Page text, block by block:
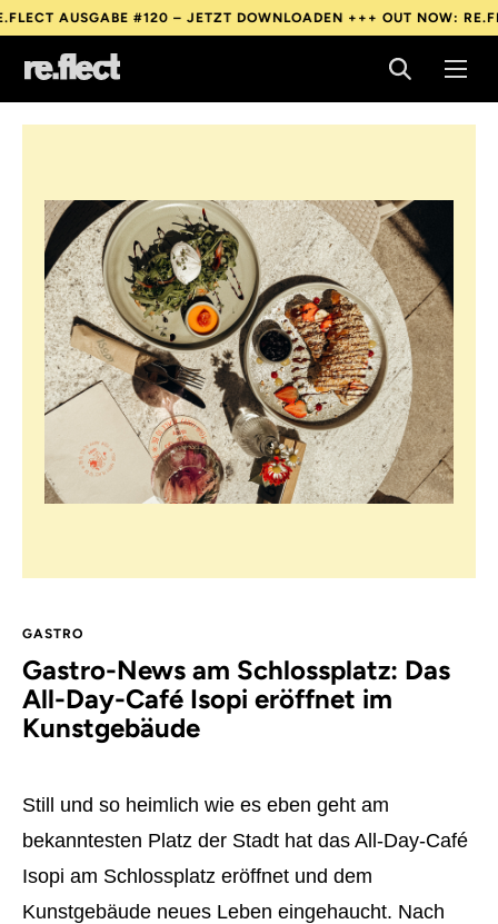
#120 – JETZT DOWNLOADEN +++OUT NOW: RE.FLECT
#120 – JETZT DOWNLOADEN +++
GASTRO
Gastro-News am Schlossplatz: Das
All-Day-Café Isopi eröffnet im
Kunstgebäude
Still und so heimlich wie es eben geht am
bekanntesten Platz der Stadt hat das All-Day-Café
Isopi am Schlossplatz eröffnet und dem
Kunstgebäude neues Leben eingehaucht. Nach